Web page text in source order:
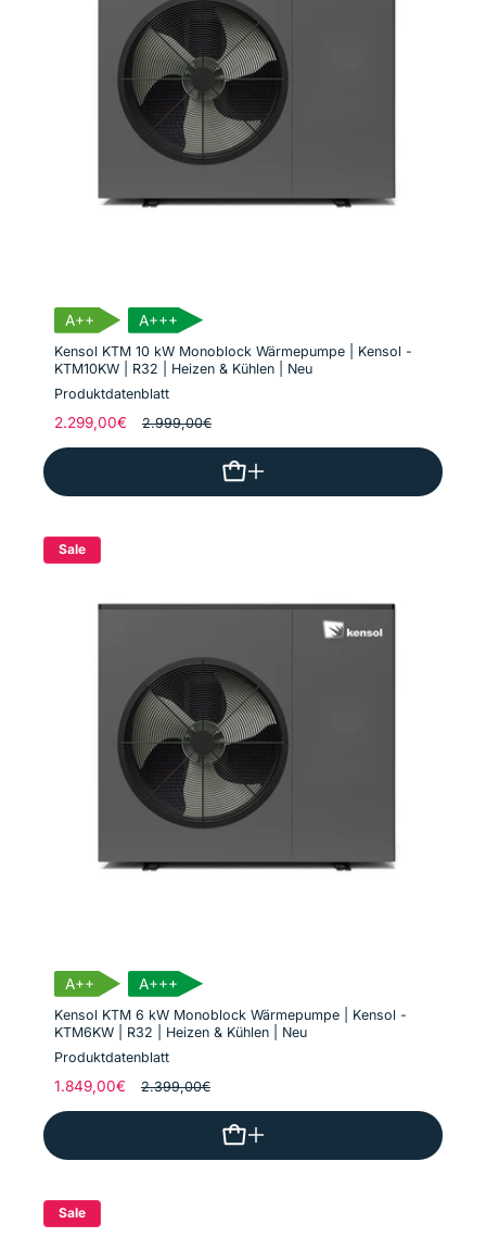
A++ A+++
Kensol KTM 10 kW Monoblock Wärmepumpe | Kensol -
KTM10KW | R32 | Heizen & Kühlen | Neu
Produktdatenblatt
Normaler
2.299,00€ Verkaufspreis
2.999,00€
Sale
A++ A+++
Kensol KTM 6 kW Monoblock Wärmepumpe | Kensol -
KTM6KW | R32 | Heizen & Kühlen | Neu
Produktdatenblatt
Normaler
1.849,00€ Verkaufspreis
2.399,00€
Sale